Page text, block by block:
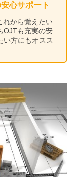
心サポート
から覚えたい
も充実の安
方にもオスス